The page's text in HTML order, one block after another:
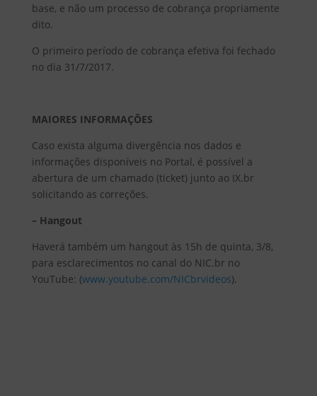
base, e não um processo de cobrança propriamente
dito.
O primeiro período de cobrança efetiva foi fechado
no dia 31/7/2017.
MAIORES INFORMAÇÕES
Caso exista alguma divergência nos dados e
informações disponíveis no Portal, é possível a
abertura de um chamado (ticket) junto ao IX.br
solicitando as correções.
– Hangout
Haverá também um hangout às 15h de quinta, 3/8,
para esclarecimentos no canal do NIC.br no
YouTube: (www.youtube.com/NICbrvideos).